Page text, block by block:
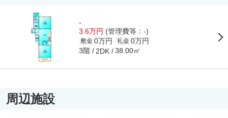
-
3.6万円 (管理費等：-)
敷金 0万円 礼金 0万円
3階 2DK 38.00㎡
周辺施設